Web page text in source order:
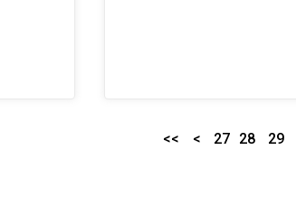
<< < 27 28 29